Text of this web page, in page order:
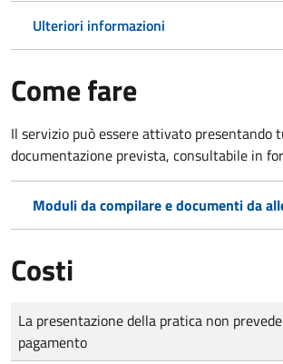
Ulteriori informazioni
Come fare
Il servizio può essere attivato presentando
documentazione prevista, consultabile in
Moduli da compilare e documenti da
Costi
Tipo di pagamento
Importo
La presentazione della pratica non
pagamento